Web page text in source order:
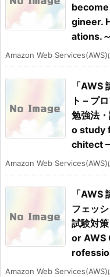
gineer.
ations.
Amazon Web Services(AWS)
「AWS
ト – プ
勉強法
o study
chitect
Amazon Web Services(AWS)
「AWS
フェッ
試験対
or AWS
Amazon Web Services(AWS)